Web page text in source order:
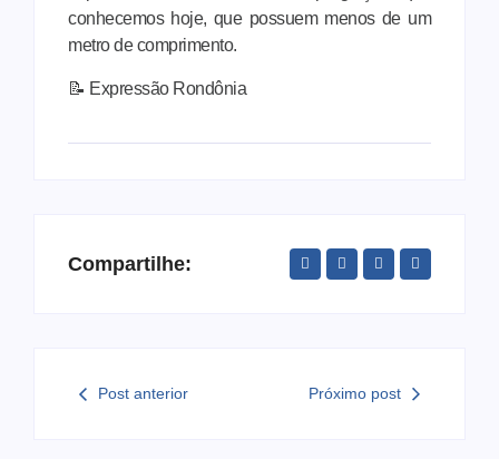
conhecemos hoje, que possuem menos de um
metro de comprimento.
📝 Expressão Rondônia
Compartilhe:
Post anterior Próximo post